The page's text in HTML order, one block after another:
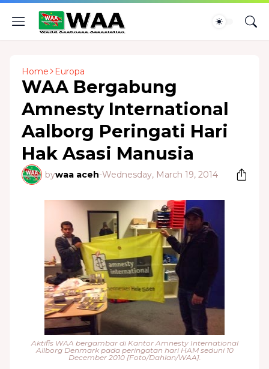
Home Europa
WAA Bergabung
Amnesty International
Aalborg Peringati Hari
Hak Asasi Manusia
bywaa aceh-Wednesday, March 19, 2014
Aktifis WAA bergambar di Kantor Amnesty International
Allborg Denmark pada peringatan hari HAM seduni 10
December 2010 [Foto/Dahlan/WAA].